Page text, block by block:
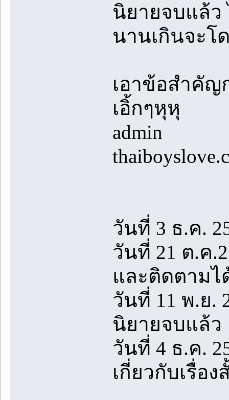
นิยายจบแล้ว
นานเกินจะโ
เอาข้อสำคัญ
เอิ้กๆหุหุ
admin
วันที่ 3 ธ.ค.
วันที่ 21 ต.ค
และติดตามไ
วันที่ 11 พ.ย.
นิยายจบแล้ว
วันที่ 4 ธ.ค.
เกี่ยวกับเรื่อ